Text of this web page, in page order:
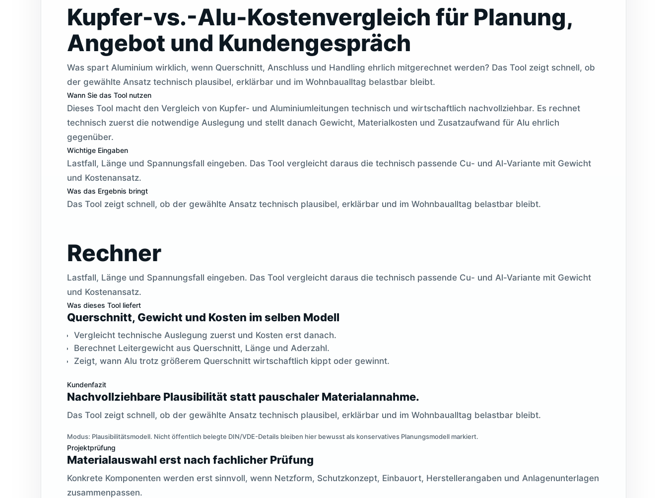
Kupfer-vs.-Alu-Kostenvergleich für Planung,
Angebot und Kundengespräch
Was spart Aluminium wirklich, wenn Querschnitt, Anschluss und Handling ehrlich mitgerechnet werden? Das Tool zeigt schnell, ob
der gewählte Ansatz technisch plausibel, erklärbar und im Wohnbaualltag belastbar bleibt.
Wann Sie das Tool nutzen
Dieses Tool macht den Vergleich von Kupfer- und Aluminiumleitungen technisch und wirtschaftlich nachvollziehbar. Es rechnet
technisch zuerst die notwendige Auslegung und stellt danach Gewicht, Materialkosten und Zusatzaufwand für Alu ehrlich
gegenüber.
Wichtige Eingaben
Lastfall, Länge und Spannungsfall eingeben. Das Tool vergleicht daraus die technisch passende Cu- und Al-Variante mit Gewicht
und Kostenansatz.
Was das Ergebnis bringt
Das Tool zeigt schnell, ob der gewählte Ansatz technisch plausibel, erklärbar und im Wohnbaualltag belastbar bleibt.
Rechner
Lastfall, Länge und Spannungsfall eingeben. Das Tool vergleicht daraus die technisch passende Cu- und Al-Variante mit Gewicht
und Kostenansatz.
Was dieses Tool liefert
Querschnitt, Gewicht und Kosten im selben Modell
Vergleicht technische Auslegung zuerst und Kosten erst danach.
Berechnet Leitergewicht aus Querschnitt, Länge und Aderzahl.
Zeigt, wann Alu trotz größerem Querschnitt wirtschaftlich kippt oder gewinnt.
Kundenfazit
Nachvollziehbare Plausibilität statt pauschaler Materialannahme.
Das Tool zeigt schnell, ob der gewählte Ansatz technisch plausibel, erklärbar und im Wohnbaualltag belastbar bleibt.
Modus: Plausibilitätsmodell. Nicht öffentlich belegte DIN/VDE-Details bleiben hier bewusst als konservatives Planungsmodell markiert.
Projektprüfung
Materialauswahl erst nach fachlicher Prüfung
Konkrete Komponenten werden erst sinnvoll, wenn Netzform, Schutzkonzept, Einbauort, Herstellerangaben und Anlagenunterlagen
zusammenpassen.